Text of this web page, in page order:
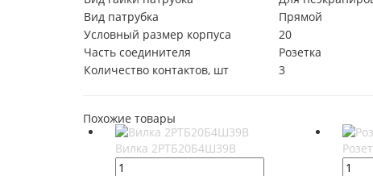
Вид патрубка
Прямой
Условный размер корпуса
20
Часть соединителя
Розетка
Количество контактов, шт
3
Похожие товары
Вилка 2РТБ20Б4Ш39В